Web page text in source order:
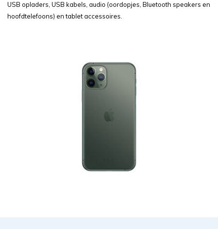
USB opladers, USB kabels, audio (oordopjes, Bluetooth speakers en
hoofdtelefoons) en tablet accessoires.